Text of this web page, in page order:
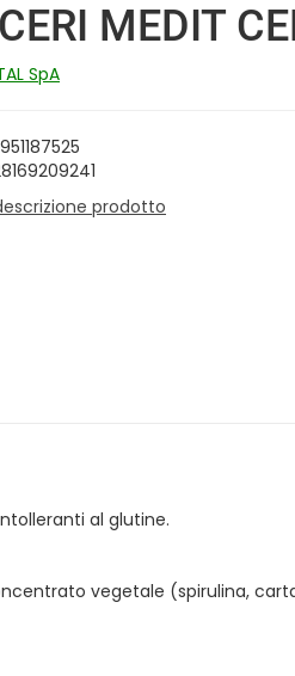
MEDIT
SpA
prodotto
al glutine.
vegetale (spirulina,